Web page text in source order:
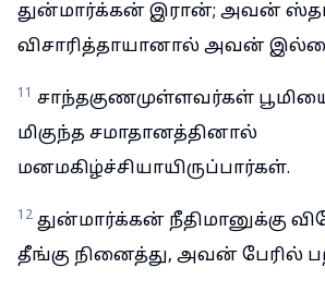
துன்மார்க்கன் இரான்; அவன்
விசாரித்தாயானால் அவன்
11 சாந்தகுணமுள்ளவர்கள்
மிகுந்த சமாதானத்தினால்
மனமகிழ்ச்சியாயிருப்பார்கள்.
12 துன்மார்க்கன் நீதிமானுக்கு
தீங்கு நினைத்து, அவன் பேரில்